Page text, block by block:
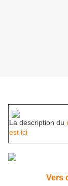
La description du
est ici
Vers